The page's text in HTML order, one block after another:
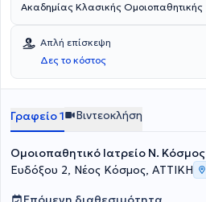
Ακαδημίας Κλασικής Ομοιοπαθητικής
Απλή επίσκεψη
Δες το κόστος
Γραφείο 1 Βιντεοκλήση
Ομοιοπαθητικό Ιατρείο Ν. Κόσμος
Ευδόξου 2, Νέος Κόσμος, ΑΤΤΙΚΗ